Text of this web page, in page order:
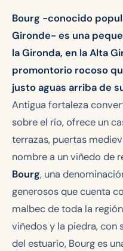
Bourg -conocido
Gironde- es una
la Gironda, en la Alta
promontorio rocoso
justo aguas arriba de
Antigua fortaleza
sobre el río, ofrece un
terrazas, puertas
nombre a un viñedo de
Bourg, una
generosos que cuenta
malbec de toda la
viñedos y la piedra, con
del estuario, Bourg es